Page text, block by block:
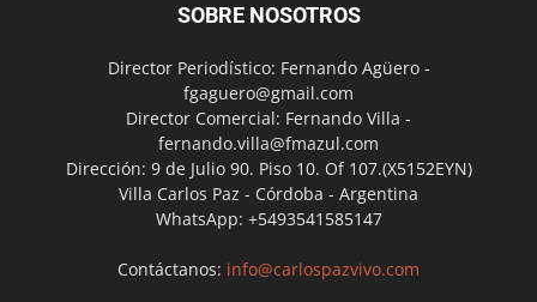
SOBRE NOSOTROS
Director Periodístico: Fernando Agüero -
fgaguero@gmail.com
Director Comercial: Fernando Villa -
fernando.villa@fmazul.com
Dirección: 9 de Julio 90. Piso 10. Of 107.(X5152EYN)
Villa Carlos Paz - Córdoba - Argentina
WhatsApp: +5493541585147
Contáctanos: info@carlospazvivo.com